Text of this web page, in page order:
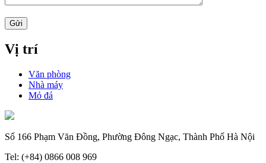
Vị trí
Văn phòng
Nhà máy
Mỏ đá
Số 166 Phạm Văn Đồng, Phường Đông Ngạc, Thành Phố Hà Nội
Tel: (+84) 0866 008 969